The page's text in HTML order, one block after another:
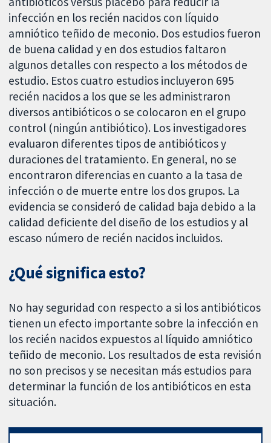
infección en los recién nacidos con líquido
amniótico teñido de meconio. Dos estudios fueron
de buena calidad y en dos estudios faltaron
algunos detalles con respecto a los métodos de
estudio. Estos cuatro estudios incluyeron 695
recién nacidos a los que se les administraron
diversos antibióticos o se colocaron en el grupo
control (ningún antibiótico). Los investigadores
evaluaron diferentes tipos de antibióticos y
duraciones del tratamiento. En general, no se
encontraron diferencias en cuanto a la tasa de
infección o de muerte entre los dos grupos. La
evidencia se consideró de calidad baja debido a la
calidad deficiente del diseño de los estudios y al
escaso número de recién nacidos incluidos.
¿Qué significa esto?
No hay seguridad con respecto a si los antibióticos
tienen un efecto importante sobre la infección en
los recién nacidos expuestos al líquido amniótico
teñido de meconio. Los resultados de esta revisión
no son precisos y se necesitan más estudios para
determinar la función de los antibióticos en esta
situación.